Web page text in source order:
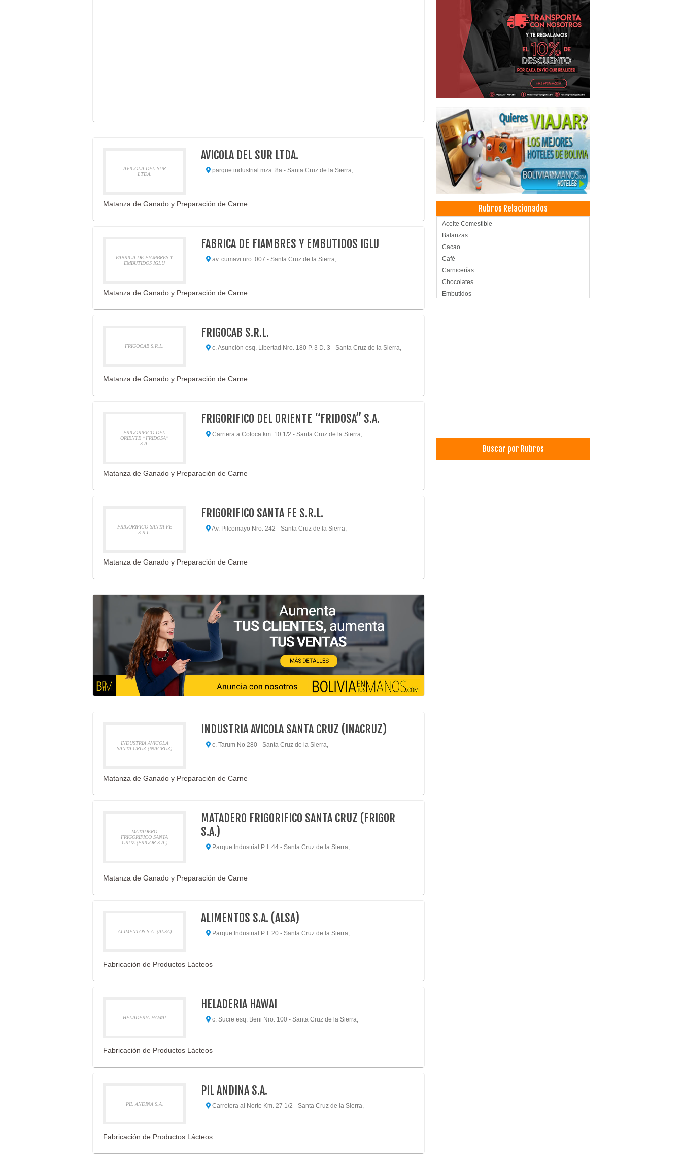
AVICOLA DEL SUR
LTDA.
AVICOLA DEL SUR LTDA.
parque industrial mza. 8a - Santa Cruz de la Sierra,
Matanza de Ganado y Preparación de Carne
FABRICA DE FIAMBRES Y
EMBUTIDOS IGLU
FABRICA DE FIAMBRES Y EMBUTIDOS IGLU
av. cumavi nro. 007 - Santa Cruz de la Sierra,
Matanza de Ganado y Preparación de Carne
FRIGOCAB S.R.L.
FRIGOCAB S.R.L.
c. Asunción esq. Libertad Nro. 180 P. 3 D. 3 - Santa Cruz de la Sierra,
Matanza de Ganado y Preparación de Carne
FRIGORIFICO DEL
ORIENTE “FRIDOSA”
S.A.
FRIGORIFICO DEL ORIENTE “FRIDOSA” S.A.
Carrtera a Cotoca km. 10 1/2 - Santa Cruz de la Sierra,
Matanza de Ganado y Preparación de Carne
FRIGORIFICO SANTA FE
S.R.L.
FRIGORIFICO SANTA FE S.R.L.
Av. Pilcomayo Nro. 242 - Santa Cruz de la Sierra,
Matanza de Ganado y Preparación de Carne
INDUSTRIA AVICOLA
SANTA CRUZ (INACRUZ)
INDUSTRIA AVICOLA SANTA CRUZ (INACRUZ)
c. Tarum No 280 - Santa Cruz de la Sierra,
Matanza de Ganado y Preparación de Carne
MATADERO
FRIGORIFICO SANTA
CRUZ (FRIGOR S.A.)
MATADERO FRIGORIFICO SANTA CRUZ (FRIGOR
S.A.)
Parque Industrial P. I. 44 - Santa Cruz de la Sierra,
Matanza de Ganado y Preparación de Carne
ALIMENTOS S.A. (ALSA)
ALIMENTOS S.A. (ALSA)
Parque Industrial P. I. 20 - Santa Cruz de la Sierra,
Fabricación de Productos Lácteos
HELADERIA HAWAI
HELADERIA HAWAI
c. Sucre esq. Beni Nro. 100 - Santa Cruz de la Sierra,
Fabricación de Productos Lácteos
PIL ANDINA S.A.
PIL ANDINA S.A.
Carretera al Norte Km. 27 1/2 - Santa Cruz de la Sierra,
Fabricación de Productos Lácteos
Rubros Relacionados
Aceite Comestible
Balanzas
Cacao
Café
Carnicerías
Chocolates
Embutidos
Buscar por Rubros